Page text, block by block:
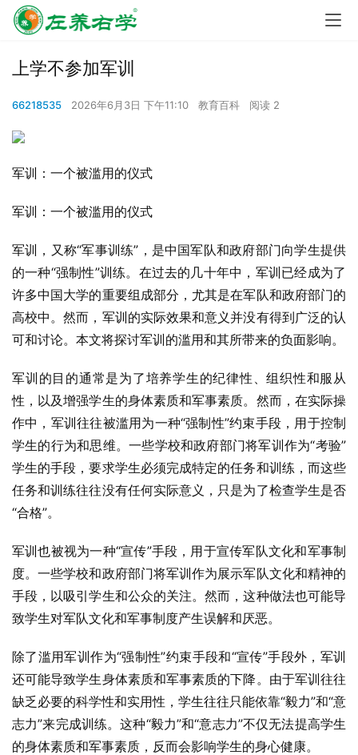
上学不参加军训
66218535 2026年6月3日 下午11:10 教育百科 阅读 2
军训：一个被滥用的仪式
军训：一个被滥用的仪式
军训，又称“军事训练”，是中国军队和政府部门向学生提供
的一种“强制性”训练。在过去的几十年中，军训已经成为了
许多中国大学的重要组成部分，尤其是在军队和政府部门的
高校中。然而，军训的实际效果和意义并没有得到广泛的认
可和讨论。本文将探讨军训的滥用和其所带来的负面影响。
军训的目的通常是为了培养学生的纪律性、组织性和服从
性，以及增强学生的身体素质和军事素质。然而，在实际操
作中，军训往往被滥用为一种“强制性”约束手段，用于控制
学生的行为和思维。一些学校和政府部门将军训作为“考验”
学生的手段，要求学生必须完成特定的任务和训练，而这些
任务和训练往往没有任何实际意义，只是为了检查学生是否
“合格”。
军训也被视为一种“宣传”手段，用于宣传军队文化和军事制
度。一些学校和政府部门将军训作为展示军队文化和精神的
手段，以吸引学生和公众的关注。然而，这种做法也可能导
致学生对军队文化和军事制度产生误解和厌恶。
除了滥用军训作为“强制性”约束手段和“宣传”手段外，军训
还可能导致学生身体素质和军事素质的下降。由于军训往往
缺乏必要的科学性和实用性，学生往往只能依靠“毅力”和“意
志力”来完成训练。这种“毅力”和“意志力”不仅无法提高学生
的身体素质和军事素质，反而会影响学生的身心健康。